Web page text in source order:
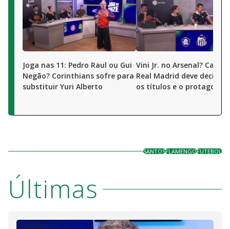
Joga nas 11: Pedro Raul ou Gui
Negão? Corinthians sofre para
substituir Yuri Alberto
Vini Jr. no Arsenal?
Real Madrid deve decidir
os títulos e o
SANTOSFLAMENGOFUTEBOL
Últimas